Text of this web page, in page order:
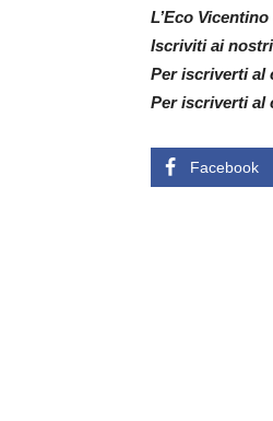
L’Eco
Iscriviti ai
Per iscriverti al
Per iscriverti al
Facebook